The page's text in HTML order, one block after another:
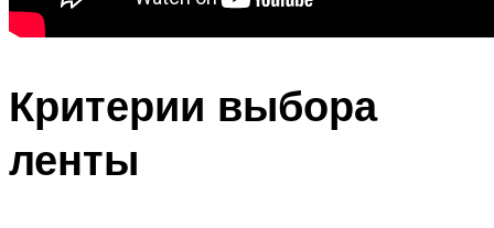
Критерии выбора
ленты